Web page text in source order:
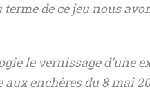
de ce jeu nous
le vernissage d’une
enchères du 8 mai